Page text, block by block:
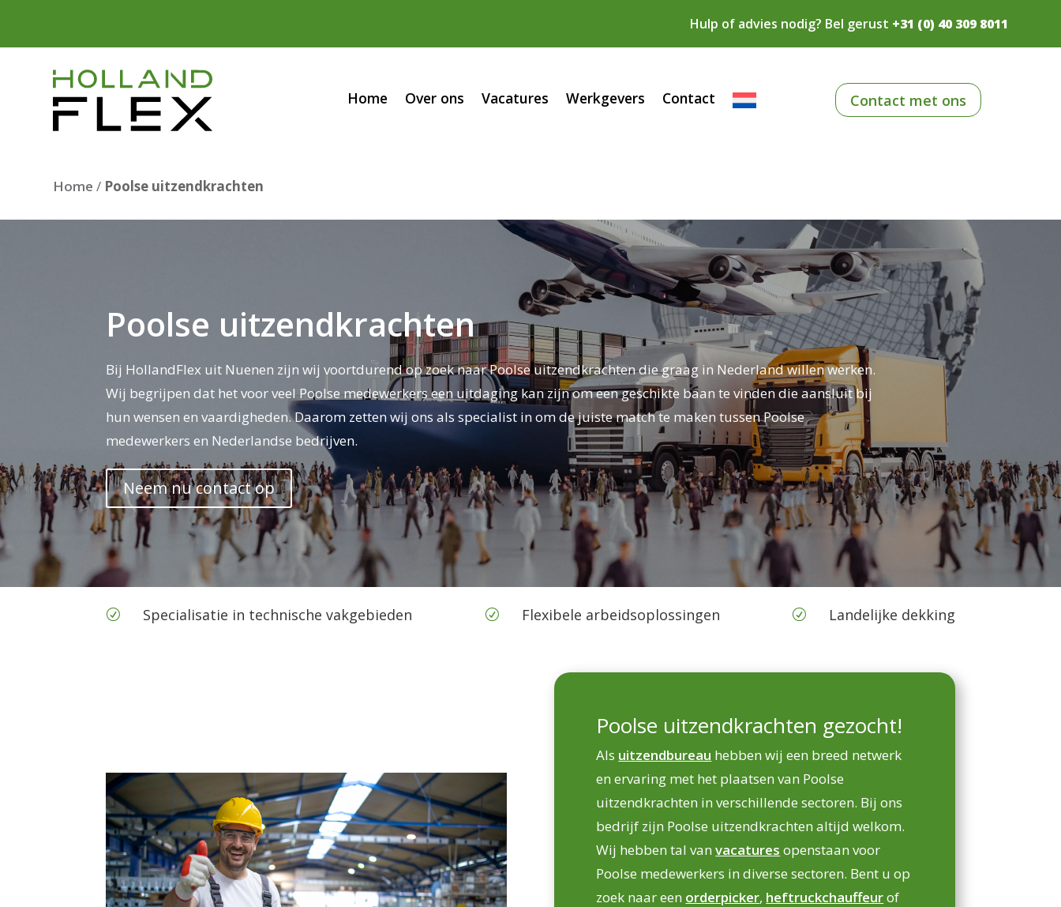
Hulp of advies nodig? Bel gerust +31 (0) 40 309 8011
Home Over ons Vacatures Werkgevers Contact Contact met ons
Home / Poolse uitzendkrachten
Poolse uitzendkrachten
Bij HollandFlex uit Nuenen zijn wij voortdurend op zoek naar Poolse uitzendkrachten die graag in Nederland willen werken.
Wij begrijpen dat het voor veel Poolse medewerkers een uitdaging kan zijn om een geschikte baan te vinden die aansluit bij
hun wensen en vaardigheden. Daarom zetten wij ons als specialist in om de juiste match te maken tussen Poolse
medewerkers en Nederlandse bedrijven.
Neem nu contact op
R Specialisatie in technische vakgebieden R Flexibele arbeidsoplossingen R Landelijke dekking
Poolse uitzendkrachten gezocht!
Als uitzendbureau hebben wij een breed netwerk
en ervaring met het plaatsen van Poolse
uitzendkrachten in verschillende sectoren. Bij ons
bedrijf zijn Poolse uitzendkrachten altijd welkom.
Wij hebben tal vanvacatures openstaan voor
Poolse medewerkers in diverse sectoren. Bent u op
zoek naar een orderpicker, heftruckchauffeurof